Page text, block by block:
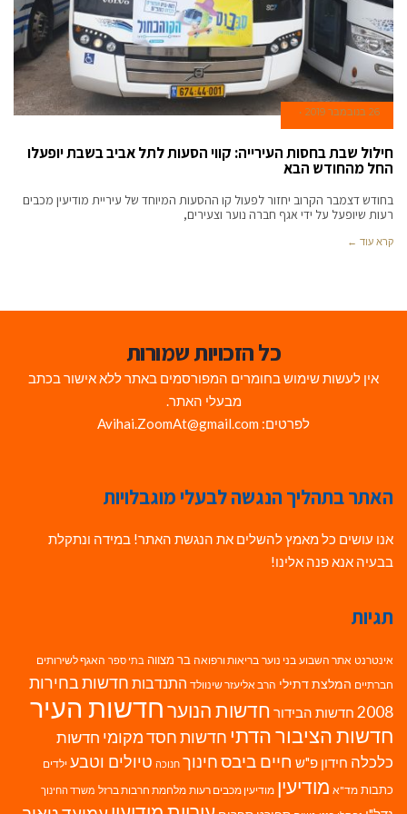
26 בנובמבר 2019
חילול שבת בחסות העירייה: קווי הסעות לתל אביב בשבת יופעלו
החל מהחודש הבא
בחודש דצמבר הקרוב יחזור לפעול קו ההסעות המיוחד של עיריית מודיעין מכבים
רעות שיופעל על ידי אגף חברה נוער וצעירים,
קרא עוד ←
כל הזכויות שמורות
אין לעשות שימוש בחומרים המפורסמים באתר ללא אישור בכתב
מבעלי האתר.
לפרטים: Avihai.ZoomAt@gmail.com
האתר בתהליך הנגשה לבעלי מוגבלויות
אנו עושים כל מאמץ להשלים את הנגשת האתר! במידה ונתקלת
בבעיה אנא פנה אלינו!
תגיות
אינטרנט אתר השבוע בני נוער בריאות ורפואה בר מצווה בתי ספר האגף לשירותים
חברתיים המלצת דתילי הרב אליעזר שינוולד התנדבות חדשות בחירות
2008 חדשות הבידור חדשות הנוערחדשות העיר
חדשות הציבור הדתי חדשות חסד מקומי חדשות
כלכלה חידון פ"ש חיים ביבסחינוך חנוכה טיולים וטבע ילדים
כתבות מד"א מודיעין מודיעין מכבים רעות מלחמת חרבות ברזל משרד החינוך